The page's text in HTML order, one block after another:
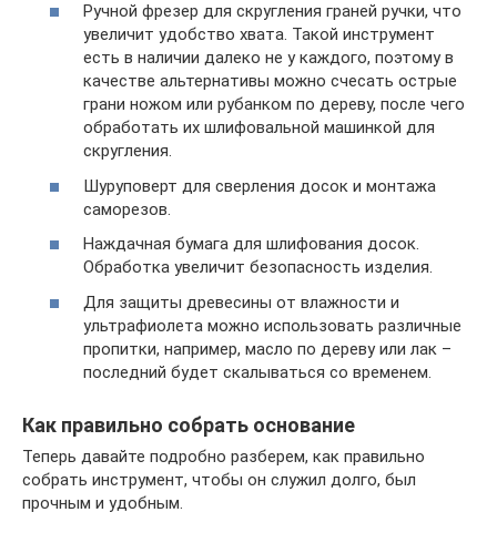
Ручной фрезер для скругления граней ручки, что
увеличит удобство хвата. Такой инструмент
есть в наличии далеко не у каждого, поэтому в
качестве альтернативы можно счесать острые
грани ножом или рубанком по дереву, после чего
обработать их шлифовальной машинкой для
скругления.
Шуруповерт для сверления досок и монтажа
саморезов.
Наждачная бумага для шлифования досок.
Обработка увеличит безопасность изделия.
Для защиты древесины от влажности и
ультрафиолета можно использовать различные
пропитки, например, масло по дереву или лак –
последний будет скалываться со временем.
Как правильно собрать основание
Теперь давайте подробно разберем, как правильно
собрать инструмент, чтобы он служил долго, был
прочным и удобным.